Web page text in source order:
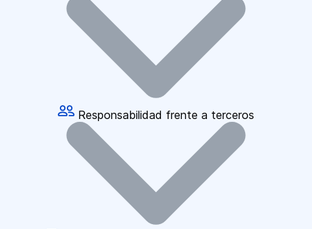
Responsabilidad frente a terceros